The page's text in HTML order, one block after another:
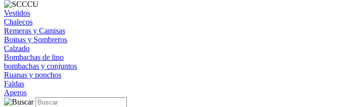
Vestidos
Chalecos
Remeras y Camisas
Boinas y Sombreros
Calzado
Bombachas de lino
bombachas y conjuntos
Ruanas y ponchos
Faldas
Aperos